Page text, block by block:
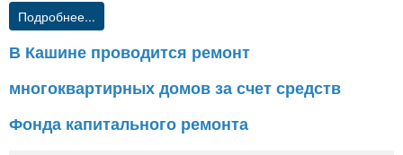
Подробнее...
В Кашине проводится ремонт
многоквартирных домов за счет средств
Фонда капитального ремонта